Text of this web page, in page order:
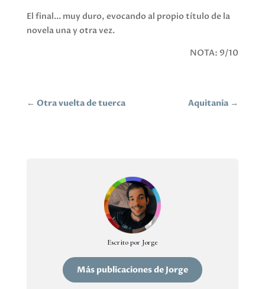
El final... muy duro, evocando al propio título de la
novela una y otra vez.
NOTA: 9/10
← Otra vuelta de tuerca Aquitania →
Escrito por Jorge
Más publicaciones de Jorge